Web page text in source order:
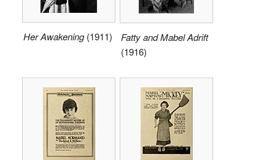
Her Awakening(1911)
Fatty and Mabel Adrift
(1916)